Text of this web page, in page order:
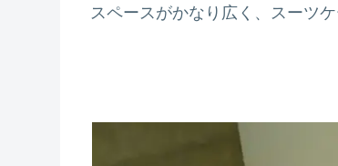
スペースがかなり広く、スーツ